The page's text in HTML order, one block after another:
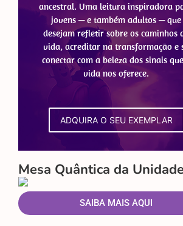
ancestral. Uma leitura inspiradora
jovens — e também adultos — que
desejam refletir sobre os caminhos
vida, acreditar na transformação e
conectar com a beleza dos sinais
vida nos oferece.
ADQUIRA O SEU EXEMPLAR
Mesa Quântica da
SAIBA MAIS AQUI